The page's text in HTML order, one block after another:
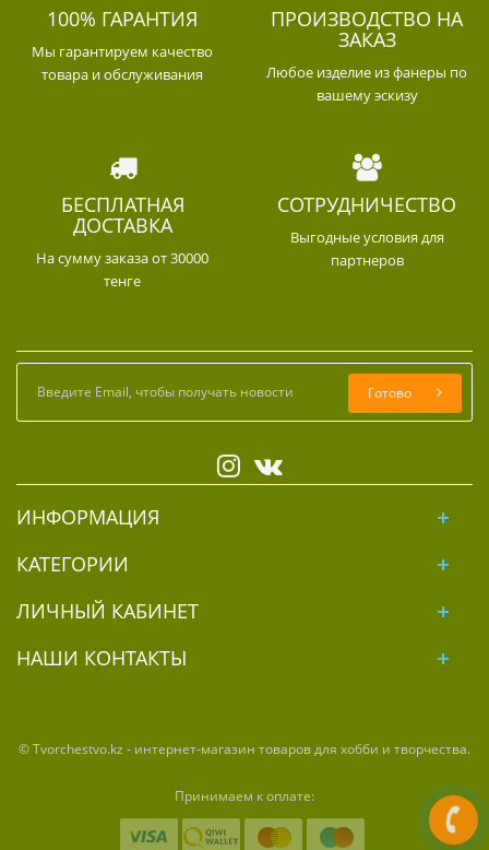
100% ГАРАНТИЯ
Мы гарантируем качество
товара и обслуживания
ПРОИЗВОДСТВО НА
ЗАКАЗ
Любое изделие из фанеры по
вашему эскизу
БЕСПЛАТНАЯ
ДОСТАВКА
На сумму заказа от 30000
тенге
СОТРУДНИЧЕСТВО
Выгодные условия для
партнеров
Готово
ИНФОРМАЦИЯ
КАТЕГОРИИ
ЛИЧНЫЙ КАБИНЕТ
НАШИ КОНТАКТЫ
© Tvorchestvo.kz - интернет-магазин товаров для хобби и творчества.
Принимаем к оплате: